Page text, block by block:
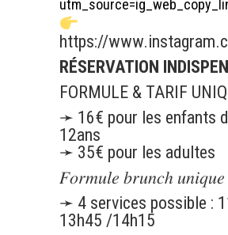
https://
RÉSERVATION
FORMULE & TARIF
➛ 16€ pour les enfants
12ans
➛ 35€ pour les adultes
𝐹𝑜𝑟𝑚𝑢𝑙𝑒 𝑏𝑟𝑢𝑛𝑐ℎ 𝑢𝑛𝑖𝑞𝑢𝑒
➛ 4 services possible :
13h45 /14h15